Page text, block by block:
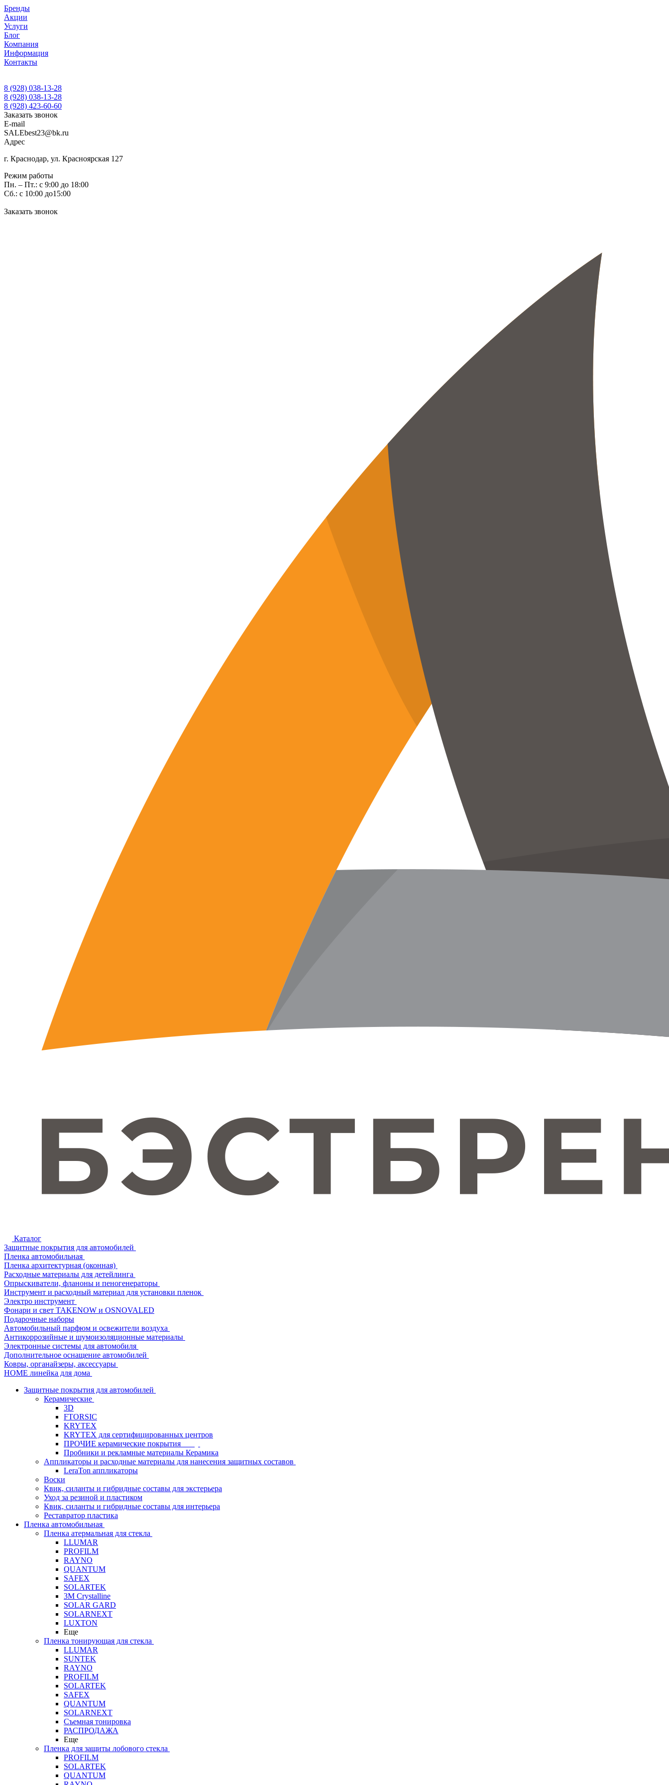
Бренды
Акции
Услуги
Блог
Компания
Информация
Контакты
8 (928) 038-13-28
8 (928) 038-13-28
8 (928) 423-60-60
Заказать звонок
E-mail
SALEbest23@bk.ru
Адрес
г. Краснодар, ул. Красноярская 127
Режим работы
Пн. – Пт.: с 9:00 до 18:00
Сб.: с 10:00 до15:00
Заказать звонок
Каталог
Защитные покрытия для автомобилей
Пленка автомобильная
Пленка архитектурная (оконная)
Расходные материалы для детейлинга
Опрыскиватели, фланоны и пеногенераторы
Инструмент и расходный материал для установки пленок
Электро инструмент
Фонари и свет TAKENOW и OSNOVALED
Подарочные наборы
Автомобильный парфюм и освежители воздуха
Антикоррозийные и шумоизоляционные материалы
Электронные системы для автомобиля
Дополнительное оснащение автомобилей
Ковры, органайзеры, аксессуары
HOME линейка для дома
Защитные покрытия для автомобилей
Керамические
3D
FTORSIC
KRYTEX
KRYTEX для сертифицированных центров
ПРОЧИЕ керамические покрытия
Пробники и рекламные материалы Керамика
Аппликаторы и расходные материалы для нанесения защитных составов
LeraTon аппликаторы
Воски
Квик, силанты и гибридные составы для экстерьера
Уход за резиной и пластиком
Квик, силанты и гибридные составы для интерьера
Реставратор пластика
Пленка автомобильная
Пленка атермальная для стекла
LLUMAR
PROFILM
RAYNO
QUANTUM
SAFEX
SOLARTEK
3M Crystalline
SOLAR GARD
SOLARNEXT
LUXTON
Еще
Пленка тонирующая для стекла
LLUMAR
SUNTEK
RAYNO
PROFILM
SOLARTEK
SAFEX
QUANTUM
SOLARNEXT
Съемная тонировка
РАСПРОДАЖА
Еще
Пленка для защиты лобового стекла
PROFILM
SOLARTEK
QUANTUM